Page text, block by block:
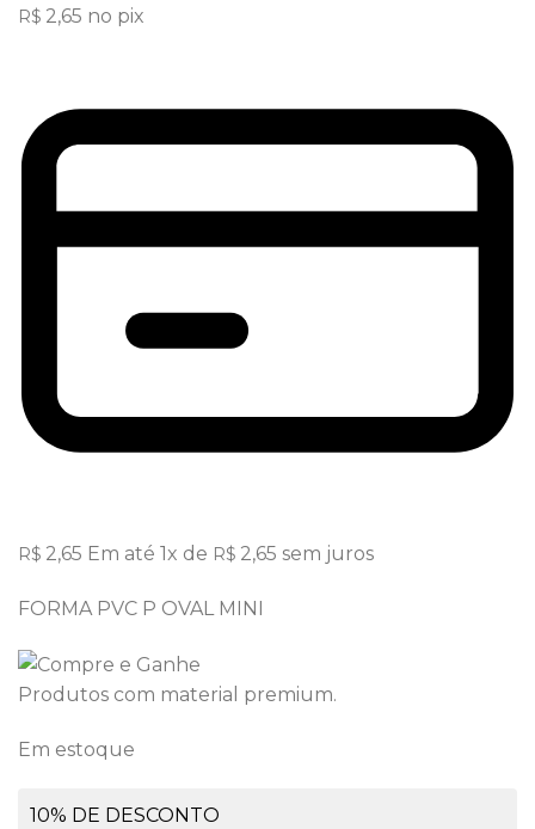
R$ 2,65 no pix
R$ 2,65 Em até 1x de R$ 2,65 sem juros
FORMA PVC P OVAL MINI
Produtos com material premium.
Em estoque
10% DE DESCONTO